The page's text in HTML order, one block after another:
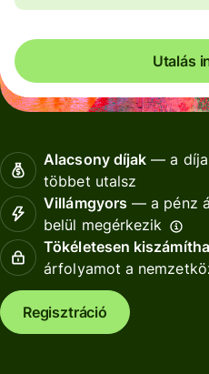
Utalás
Alacsony díjak — a
többet utalsz
Villámgyors — a pénz
belül megérkezik
Tökéletesen
árfolyamot a
Regisztráció